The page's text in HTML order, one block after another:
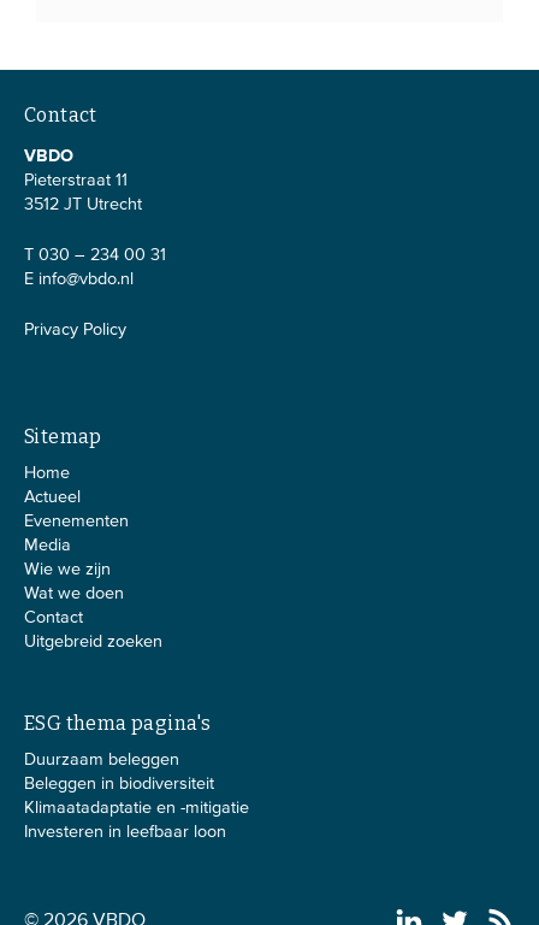
Contact
VBDO
Pieterstraat 11
3512 JT Utrecht
T 030 – 234 00 31
E info@vbdo.nl
Privacy Policy
Sitemap
Home
Actueel
Evenementen
Media
Wie we zijn
Wat we doen
Contact
Uitgebreid zoeken
ESG thema pagina's
Duurzaam beleggen
Beleggen in biodiversiteit
Klimaatadaptatie en -mitigatie
Investeren in leefbaar loon